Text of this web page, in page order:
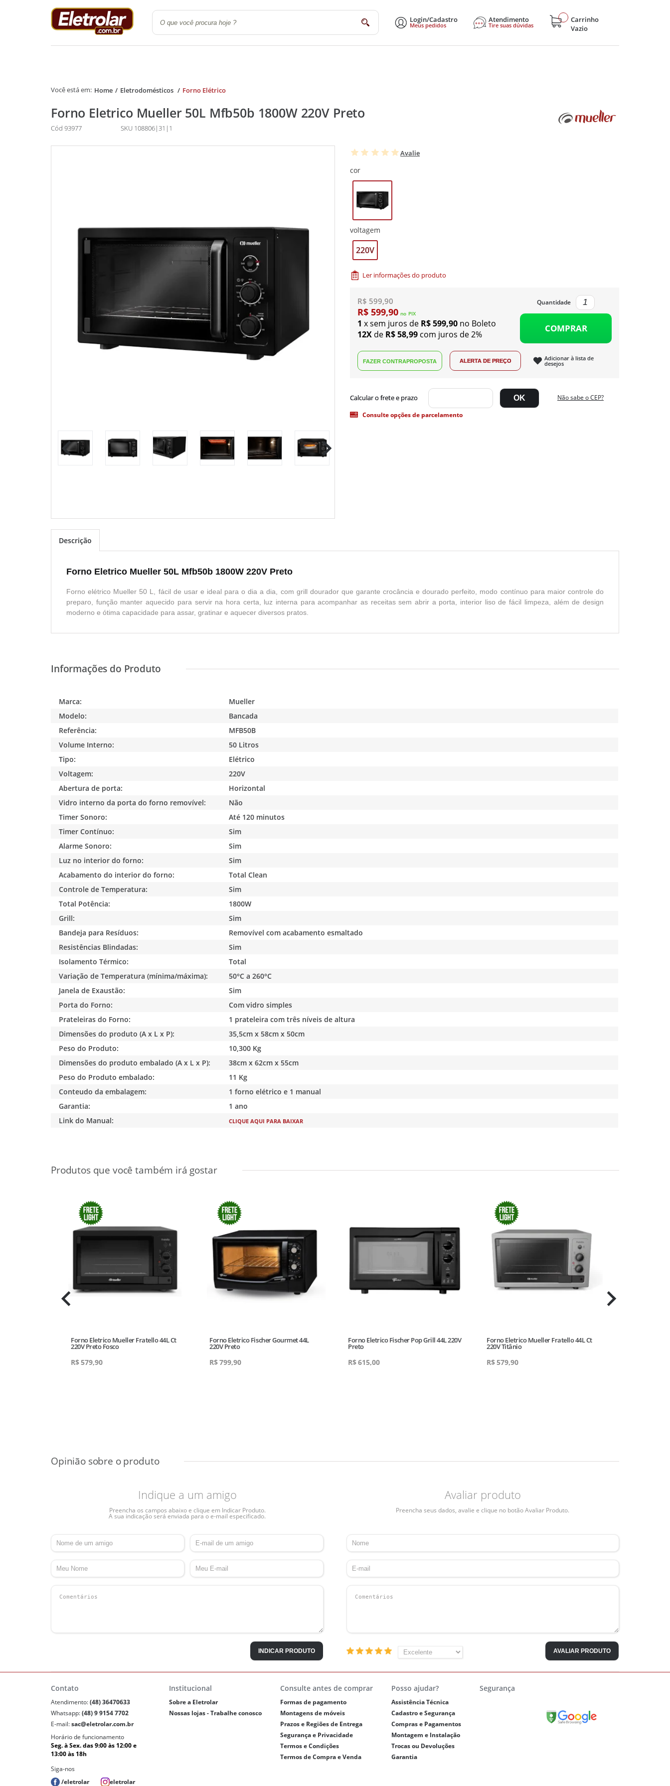
Login/Cadastro
Meus pedidos
Atendimento
Tire suas dúvidas
Carrinho
Vazio
Quarto Utilidades Domésticas Eletrodomésticos Eletroportáteis Hobby e Lazer
Home Eletrodomésticos Forno Elétrico
Forno Eletrico Mueller 50L Mfb50b 1800W 220V Preto
Cód 93977 SKU 108806|31|1
Avalie
cor
voltagem
220V
Ler informações do produto
R$ 599,90
R$ 599,90 no PIX
1 x sem juros de R$ 599,90 no Boleto
12X de R$ 58,99 com juros de 2%
Quantidade
COMPRAR
Adicionar à lista de
desejos
Não sabe o CEP?
Consulte opções de parcelamento
Descrição
Forno Eletrico Mueller 50L Mfb50b 1800W 220V Preto
Forno elétrico Mueller 50 L, fácil de usar e ideal para o dia a dia, com grill dourador que garante crocância e dourado perfeito, modo contínuo para maior controle do
preparo, função manter aquecido para servir na hora certa, luz interna para acompanhar as receitas sem abrir a porta, interior liso de fácil limpeza, além de design
moderno e ótima capacidade para assar, gratinar e aquecer diversos pratos.
Marca:
Mueller
Modelo:
Bancada
Referência:
MFB50B
Volume Interno:
50 Litros
Tipo:
Elétrico
Voltagem:
220V
Abertura de porta:
Horizontal
Vidro interno da porta do forno removível:
Não
Timer Sonoro:
Até 120 minutos
Timer Contínuo:
Sim
Alarme Sonoro:
Sim
Luz no interior do forno:
Sim
Acabamento do interior do forno:
Total Clean
Controle de Temperatura:
Sim
Total Potência:
1800W
Grill:
Sim
Bandeja para Resíduos:
Removível com acabamento esmaltado
Resistências Blindadas:
Sim
Isolamento Térmico:
Total
Variação de Temperatura (mínima/máxima):
50°C a 260°C
Janela de Exaustão:
Sim
Porta do Forno:
Com vidro simples
Prateleiras do Forno:
1 prateleira com três níveis de altura
Dimensões do produto (A x L x P):
35,5cm x 58cm x 50cm
Peso do Produto:
10,300 Kg
Dimensões do produto embalado (A x L x P):
38cm x 62cm x 55cm
Peso do Produto embalado:
11 Kg
Conteudo da embalagem:
1 forno elétrico e 1 manual
Garantia:
1 ano
Link do Manual:
CLIQUE AQUI PARA BAIXAR
Forno Eletrico Mueller Fratello 44L Ct
220V Preto Fosco
R$579,90
Forno Eletrico Fischer Gourmet 44L
220V Preto
R$799,90
Forno Eletrico Fischer Pop Grill 44L 220V
Preto
R$615,00
Forno Eletrico Mueller Fratello 44L Ct
220V Titânio
R$579,90
Indique a um amigo
Preencha os campos abaixo e clique em Indicar Produto.
A sua indicação será enviada para o e-mail especificado.
INDICAR PRODUTO
Avaliar produto
Preencha seus dados, avalie e clique no botão Avaliar Produto.
AVALIAR PRODUTO
Contato
Atendimento:(48) 36470633
Whatsapp:(48) 9 9154 7702
E-mail:sac@eletrolar.com.br
Horário de funcionamento
Seg. à Sex. das 9:00 às 12:00 e
13:00 às 18h
Siga-nos
/eletrolar
eletrolar
Institucional
Sobre a Eletrolar
Nossas lojas - Trabalhe conosco
Consulte antes de comprar
Formas de pagamento
Montagens de móveis
Prazos e Regiões de Entrega
Segurança e Privacidade
Termos e Condições
Termos de Compra e Venda
Posso ajudar?
Assistência Técnica
Cadastro e Segurança
Compras e Pagamentos
Montagem e Instalação
Trocas ou Devoluções
Garantia
Segurança